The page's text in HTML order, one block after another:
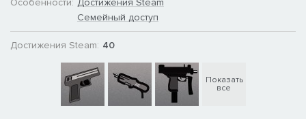
Особенности: Достижения Steam
Семейный доступ
Достижения Steam: 40
Показать
все